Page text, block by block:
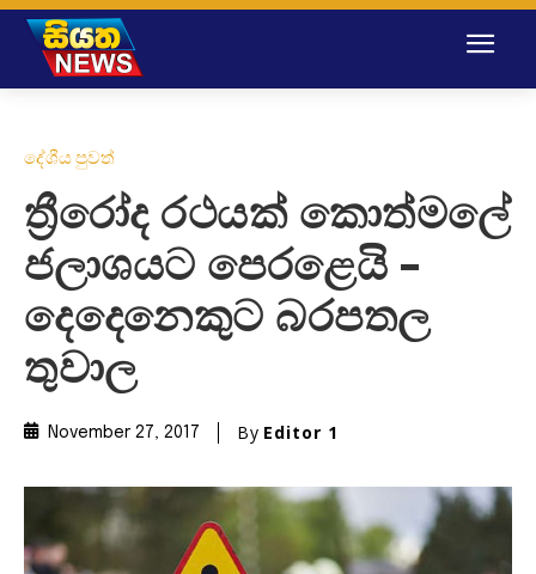
දේශීය පුවත්
ත්‍රීරෝද රථයක් කොත්මලේ
ජලාශයට පෙරළෙයි –
දෙදෙනෙකුට බරපතල
තුවාල
November 27, 2017 By Editor 1